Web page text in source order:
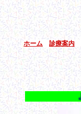
ホーム 診療案内